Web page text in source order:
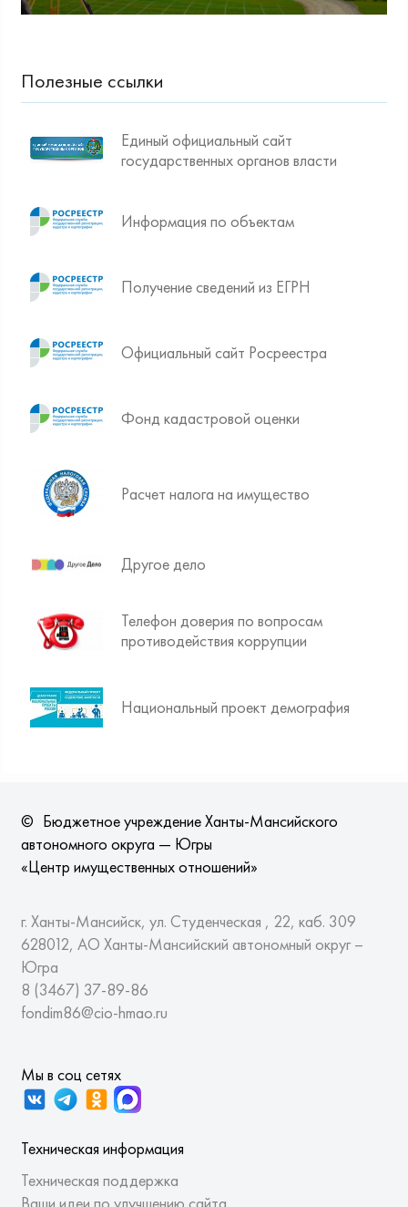
Полезные ссылки
Единый официальный сайт
государственных органов власти
Информация по объектам
Получение сведений из ЕГРН
Официальный сайт Росреестра
Фонд кадастровой оценки
Расчет налога на имущество
Другое дело
Телефон доверия по вопросам
противодействия коррупции
Национальный проект демография
© Бюджетное учреждение Ханты-Мансийского
автономного округа — Югры
«Центр имущественных отношений»
г. Ханты-Мансийск, ул. Студенческая , 22, каб. 309
628012, АО Ханты-Мансийский автономный округ –
Югра
8 (3467) 37-89-86
fondim86@cio-hmao.ru
Мы в соц сетях
Техническая информация
Техническая поддержка